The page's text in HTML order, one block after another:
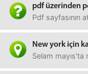
pdf üzerinden
Pdf sayfasının
New york için
Selam